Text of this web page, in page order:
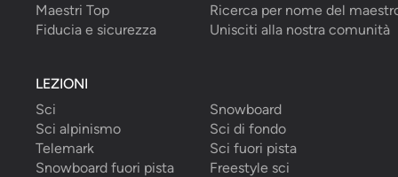
Maestri Top
Ricerca per nome del
Fiducia e sicurezza
Unisciti alla nostra comunità
LEZIONI
Sci
Snowboard
Sci alpinismo
Sci di fondo
Telemark
Sci fuori pista
Snowboard fuori pista
Freestyle sci